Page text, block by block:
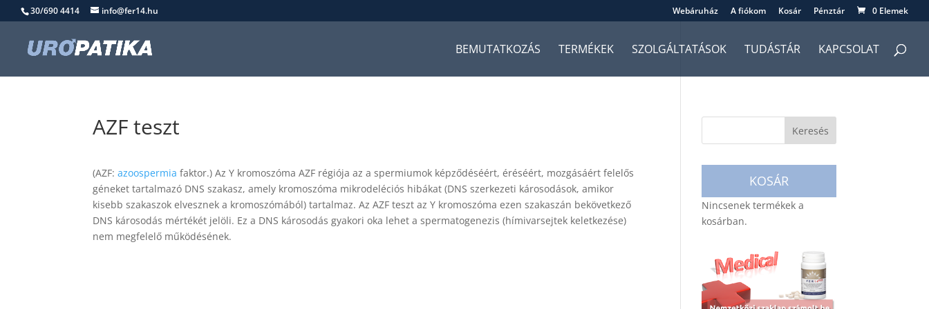
30/690 4414 info@fer14.hu Webáruház A fiókom Kosár Pénztár 0 Elemek
BEMUTATKOZÁS TERMÉKEK SZOLGÁLTATÁSOK TUDÁSTÁR KAPCSOLAT
AZF teszt
(AZF:azoospermia faktor.) Az Y kromoszóma AZF régiója az a spermiumok képződéséért, éréséért, mozgásáért felelős
géneket tartalmazó DNS szakasz, amely kromoszóma mikrodeléciós hibákat (DNS szerkezeti károsodások, amikor
kisebb szakaszok elvesznek a kromoszómából) tartalmaz. Az AZF teszt az Y kromoszóma ezen szakaszán bekövetkező
DNS károsodás mértékét jelöli. Ez a DNS károsodás gyakori oka lehet a spermatogenezis (hímivarsejtek keletkezése)
nem megfelelő működésének.
KOSÁR
Nincsenek termékek a
kosárban.